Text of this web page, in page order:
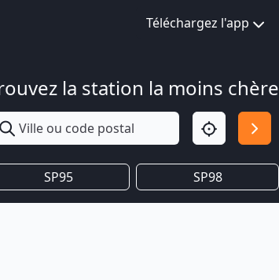
Téléchargez l'app
la station la moins chère
SP95 SP98